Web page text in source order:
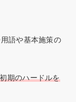
語や基本施策の
期のハードルを